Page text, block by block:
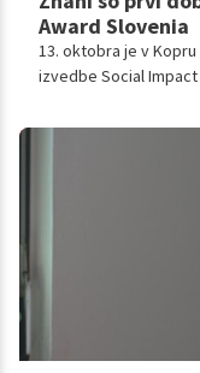
Award Slovenia
13. oktobra je v
izvedbe Social
trgovec Spar
Projekt v Sloveniji
Dogodek je bil tudi
ekonomije (ActSE